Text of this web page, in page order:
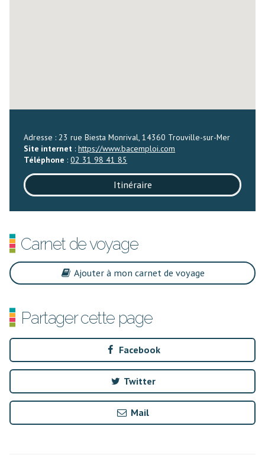
Adresse : 23 rue Biesta Monrival, 14360 Trouville-sur-Mer
Site internet :https://www.bacemploi.com
Téléphone :02 31 98 41 85
Itinéraire
Carnet de voyage
Ajouter à mon carnet de voyage
Partager cette page
Facebook
Twitter
Mail